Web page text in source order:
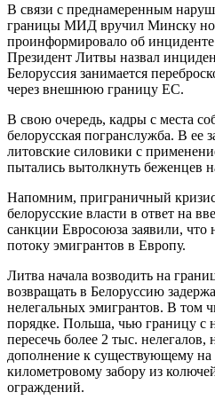
В связи с преднамеренным
границы МИД вручил Минску
проинформировало об
Президент Литвы назвал
Белоруссия занимается
через внешнюю границу ЕС.
В свою очередь, кадры с места
белорусская погранслужба. В ее
литовские силовики с
пытались вытолкнуть беженцев
Напомним, приграничный кризис
белорусские власти в ответ на
санкции Евросоюза заявили, что
потоку эмигрантов в Европу.
Литва начала возводить на
возвращать в Белоруссию
нелегальных эмигрантов. В том
порядке. Польша, чью границу с
пересечь более 2 тыс. нелегалов,
дополнение к существующему на
километровому забору из
ограждений.